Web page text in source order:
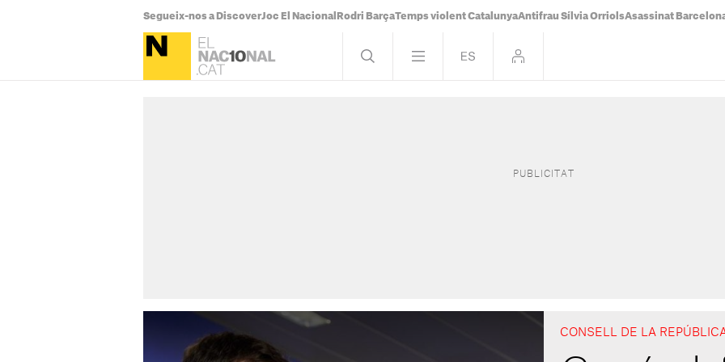
Segueix-nos a DiscoverJoc El Nacional Rodri BarçaTemps violent CatalunyaAntifrau Sílvia OrriolsAsassinat
CONSELL DE LA